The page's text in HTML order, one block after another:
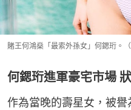
賭王何鴻燊「最索外孫女」何鍶珩。（
何鍶珩進軍豪宅市場
作為當晚的壽星女，被